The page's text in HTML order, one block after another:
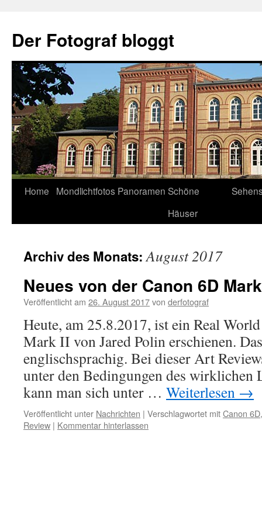
springen
Der Fotograf bloggt
Home Mondlichtfotos Panoramen Schöne
Häuser
Archiv des Monats:August 2017
Neues von der Canon 6D
Veröffentlicht am 26. August 2017von derfotograf
Heute, am 25.8.2017, ist ein Real
Mark II von Jared Polin erschienen.
englischsprachig. Bei dieser Art
unter den Bedingungen des wirklichen
kann man sich unter … Weiterlesen →
Veröffentlicht unter Nachrichten | Verschlagwortet mitCanon 6D
Review | Kommentar hinterlassen